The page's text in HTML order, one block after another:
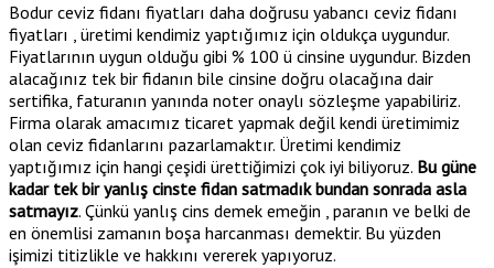
Bodur ceviz fidanı fiyatları daha doğrusu yabancı ceviz fidanı
fiyatları , üretimi kendimiz yaptığımız için oldukça uygundur.
Fiyatlarının uygun olduğu gibi % 100 ü cinsine uygundur. Bizden
alacağınız tek bir fidanın bile cinsine doğru olacağına dair
sertifika, faturanın yanında noter onaylı sözleşme yapabiliriz.
Firma olarak amacımız ticaret yapmak değil kendi üretimimiz
olan ceviz fidanlarını pazarlamaktır. Üretimi kendimiz
yaptığımız için hangi çeşidi ürettiğimizi çok iyi biliyoruz. Bu güne
kadar tek bir yanlış cinste fidan satmadık bundan sonrada asla
satmayız. Çünkü yanlış cins demek emeğin , paranın ve belki de
en önemlisi zamanın boşa harcanması demektir. Bu yüzden
işimizi titizlikle ve hakkını vererek yapıyoruz.